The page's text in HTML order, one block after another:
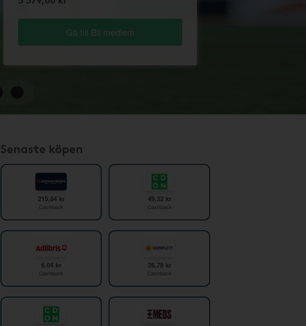
Gå till Bli medlem
Senaste köpen
215,84 kr
Cashback
49,32 kr
Cashback
6,04 kr
Cashback
26,78 kr
Cashback